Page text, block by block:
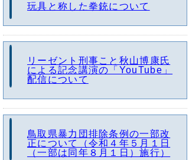
玩具と称した拳銃について
リーゼント刑事こと秋山博康氏
による記念講演の「YouTube」
配信について
鳥取県暴力団排除条例の一部改
正について（令和４年５月１日
（一部は同年８月１日）施行）